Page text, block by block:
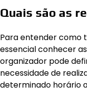
Quais são as
Para entender como
essencial conhecer
organizador pode
necessidade de
determinado horário